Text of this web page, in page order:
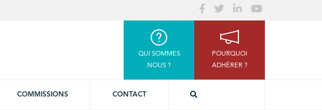
QUI SOMMES
NOUS ?
POURQUOI
ADHÉRER ?
COMMISSIONS CONTACT